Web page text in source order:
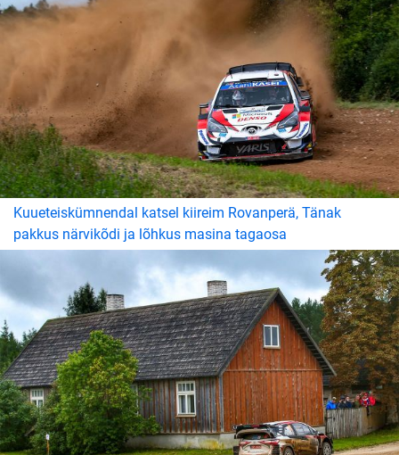
Kuueteiskümnendal katsel kiireim Rovanperä, Tänak
pakkus närvikõdi ja lõhkus masina tagaosa